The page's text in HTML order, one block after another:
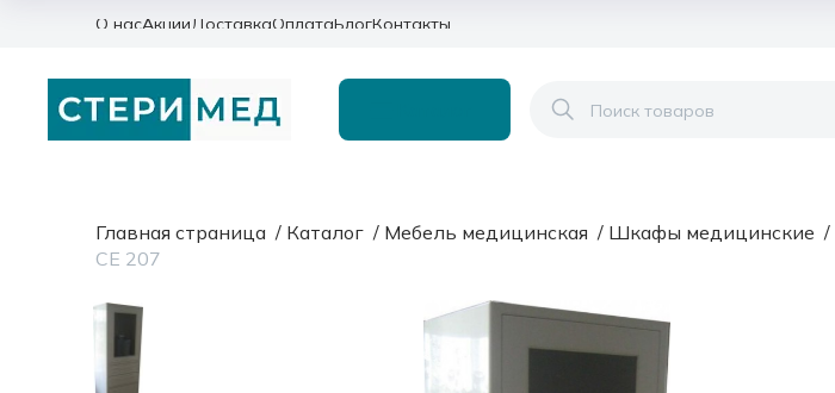
О насАкцииДоставкаОплатаБлогКонтакты
Главная страница / Каталог / Мебель медицинская / Шкафы медицинские /
СЕ 207